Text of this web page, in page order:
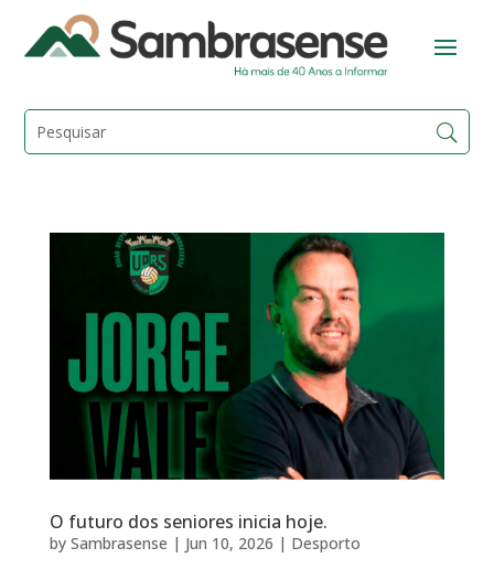
O futuro dos seniores inicia hoje.
by Sambrasense | Jun 10, 2026 | Desporto